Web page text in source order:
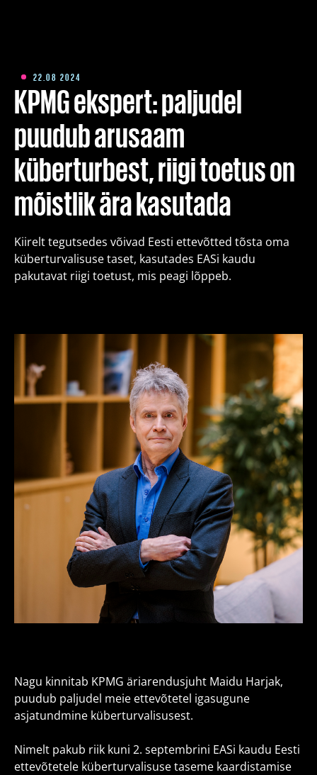
Paketid
Meist
Artiklid
Est Eng Fin
22.08 2024
KPMG ekspert: paljudel
puudub arusaam
küberturbest, riigi toetus on
mõistlik ära kasutada
Kiirelt tegutsedes võivad Eesti ettevõtted tõsta oma
küberturvalisuse taset, kasutades EASi kaudu
pakutavat riigi toetust, mis peagi lõppeb.
Nagu kinnitab KPMG äriarendusjuht Maidu Harjak,
puudub paljudel meie ettevõtetel igasugune
asjatundmine küberturvalisusest.
Nimelt pakub riik kuni 2. septembrini EASi kaudu Eesti
ettevõtetele küberturvalisuse taseme kaardistamise